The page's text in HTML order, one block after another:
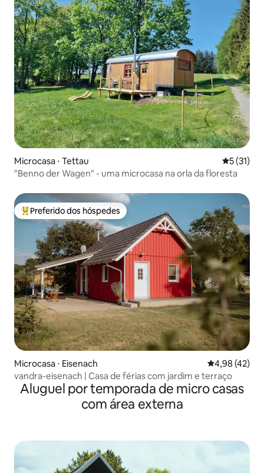
Microcasa ⋅ Tettau 5 de uma
5 (31)
"Benno der Wagen" - uma microcasa na orla da floresta
Entre os melhores preferidos dos hóspedes
Preferido dos hóspedes
Microcasa ⋅ Eisenach 4,98 de uma
4,98 (42)
vandra-eisenach | Casa de férias com jardim e terraço
Aluguel por temporada de micro casas
com área externa